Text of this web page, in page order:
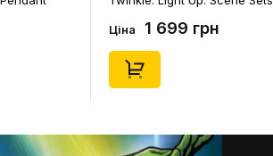
Edition), (21372)
Ціна 1 699 грн